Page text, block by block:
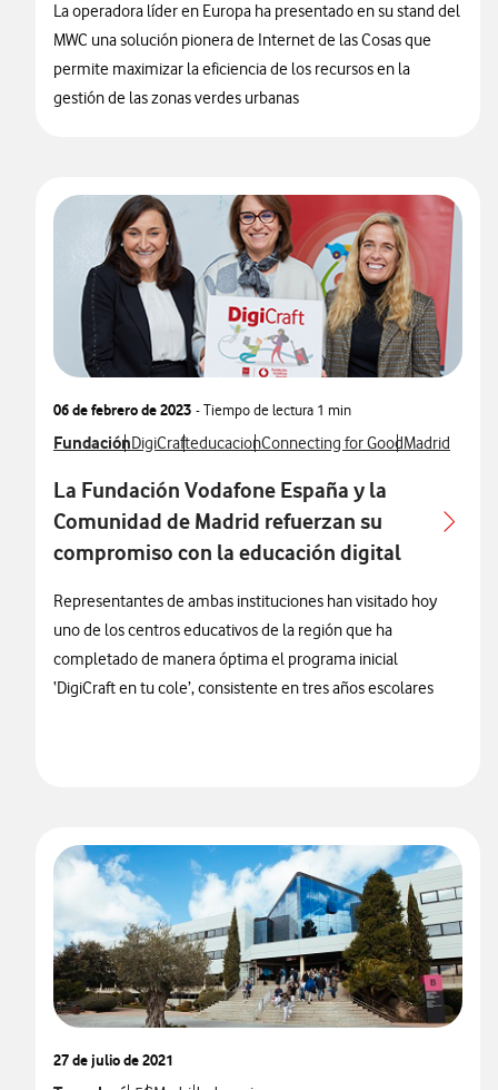
La operadora líder en Europa ha presentado en su stand del
MWC una solución pionera de Internet de las Cosas que
permite maximizar la eficiencia de los recursos en la
gestión de las zonas verdes urbanas
06 de febrero de 2023 - Tiempo de lectura 1 min
Ver más notas de prensa relacionados con
FundaciónVer más notas de prensa relacionados con
DigiCraftVer más notas de prensa relacionados con
educacionVer más notas de prensa
Connecting for GoodVer más
Madrid
La Fundación Vodafone España y la
Comunidad de Madrid refuerzan su
compromiso con la educación digital
Representantes de ambas instituciones han visitado hoy
uno de los centros educativos de la región que ha
completado de manera óptima el programa inicial
‘DigiCraft en tu cole’, consistente en tres años escolares
27 de julio de 2021